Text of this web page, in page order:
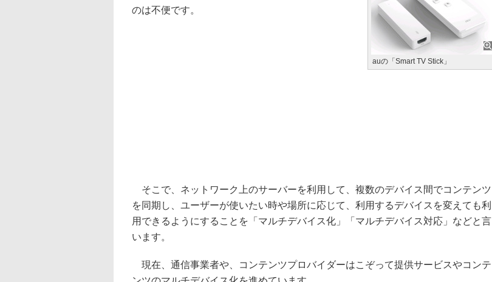
auの「Smart TV Stick」
のは不便です。
そこで、ネットワーク上のサーバーを利用して、複数のデバイス間でコンテンツ
を同期し、ユーザーが使いたい時や場所に応じて、利用するデバイスを変えても利
用できるようにすることを「マルチデバイス化」「マルチデバイス対応」などと言
います。
現在、通信事業者や、コンテンツプロバイダーはこぞって提供サービスやコンテ